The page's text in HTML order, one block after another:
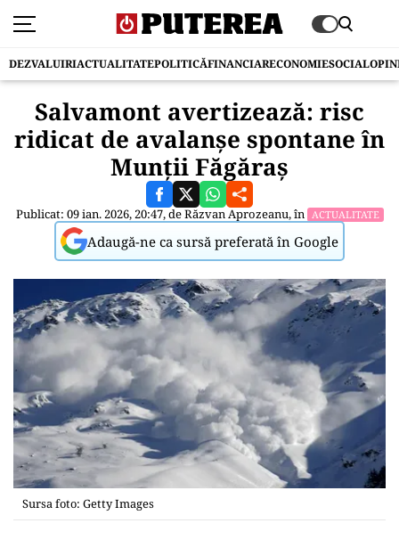
DEZVALUIRIACTUALITATEPOLITICĂFINANCIARECONOMIESOCIAL
Salvamont avertizează: risc
ridicat de avalanșe spontane în
Munții Făgăraș
Publicat: 09 ian. 2026, 20:47, deRăzvan Aprozeanu, în ACTUALITATE
Adaugă-ne ca sursă preferată în Google
Sursa foto: Getty Images